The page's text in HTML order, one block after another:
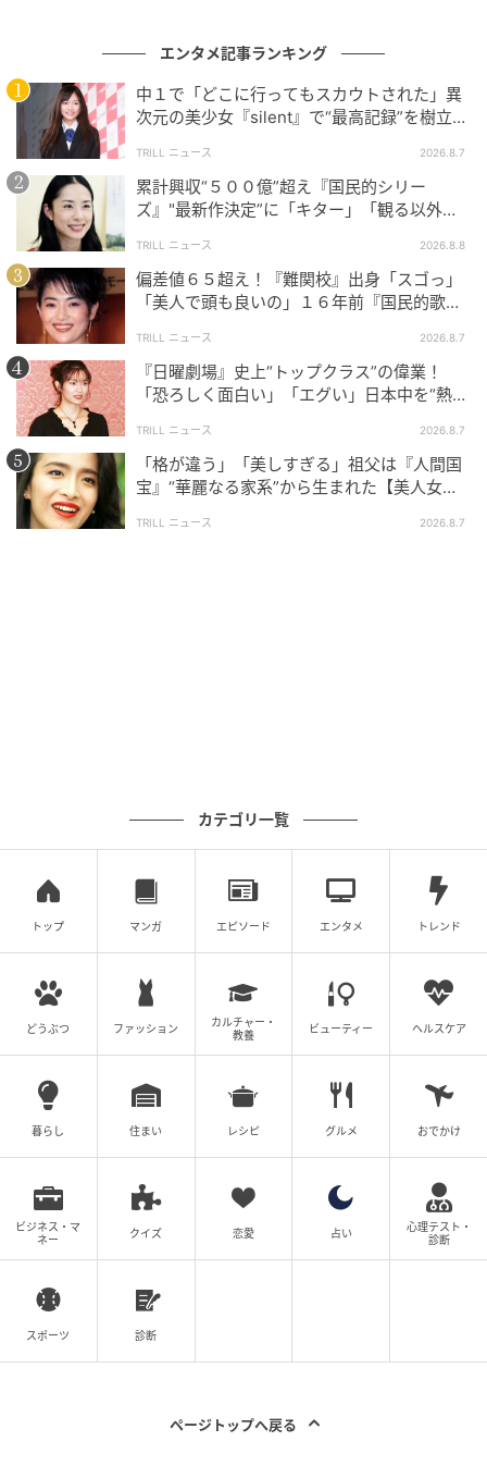
いうだけでなく、多くの視聴者を楽しませる作品とし
て受け入れられていたことがうかがえます。Netflix日
本週間映画TOP10で1位、世界51の国と地域でTOP10
入り、そして日本映画初の週間グローバルTop10（非
英語映画）1位という数字に裏付けられた実績こそが、
本作が世界中で注目を集めた理由のひとつといえるで
しょう。
作品を彩った豪華キャスト
『赤ずきん、旅の途中で死体と出会う。』の魅力を語
るうえで欠かせないのが、豪華キャスト陣の存在で
す。主人公の赤ずきんを演じた橋本環奈さんをはじ
め、新木優子さん、岩田剛典さんらが童話の登場人物
を体現し、ファンタジーとミステリーが交わる独特の
作品世界を形作っています。
さの奥に翳りを漂わせる存在として描かれており、物
典さんが演じる王子様は、国中の女性が憧れる存在と
して登場します。
桐谷美玲
さん、山本美月 さん、 キムラ緑子
真矢
ミキさん、 佐藤二朗
さんらも出演しています。個性豊
かな俳優陣が童話の登場人物を演じることで、ファン
タジー・ミステリー・コメディが溶け合った唯一無二
の作品世界が生み出されています。
る顔ぶれを評価するコメントが見られます。「橋本環
奈ちゃん別格」「キャストが豪華」との声も見られ、
主役だけでなく脇を固める俳優陣への関心も高いよう
です。また、佐藤二朗さんやムロツヨシさんらの存在
感が印象に残ったとの声も見られます。
こうした反応からは、本作の魅力が世界的な配信実績
な作品世界にもあることがうかがえます。橋本環奈さ
エンタメ記事ランキング
中１で「どこに行ってもスカウトされた」異
次元の美少女『silent』で“最高記録”を樹立し
TRILL ニュース 2026.8.7
累計興収“５００億”超え『国民的シリー
ズ』"最新作決定”に「キター」「観る以外の
TRILL ニュース 2026.8.8
偏差値６５超え！『難関校』出身「スゴっ」
「美人で頭も良いの」１６年前『国民的歌
TRILL ニュース 2026.8.7
『日曜劇場』史上“トップクラス”の偉業！
「恐ろしく面白い」「エグい」日本中を“熱
TRILL ニュース 2026.8.7
「格が違う」「美しすぎる」祖父は『人間国
宝』“華麗なる家系”から生まれた【美人女
TRILL ニュース 2026.8.7
カテゴリ一覧
トップ マンガ エピソード エンタメ トレンド
どうぶつ ファッション
カルチャー・
教養
ビューティー ヘルスケア
暮らし 住まい レシピ グルメ おでかけ
ビジネス・マ
ネー
クイズ 恋愛 占い
心理テスト・
診断
スポーツ 診断
ページトップへ戻る